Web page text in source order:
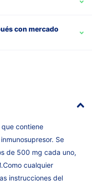
con mercado
contiene
Se
de 500 mg cada uno,
cualquier
instrucciones del